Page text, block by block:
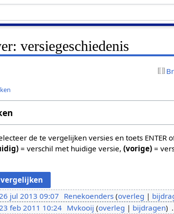
versiegeschiedenis
de te vergelijken versies en toets ENTER
= verschil met huidige versie,(vorige) =
jul 2013 09:07 Renekoenders overleg
feb 2011 10:24 Mvkooij overleg bijdragen